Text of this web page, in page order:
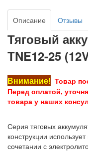
Описание Отзывы
Тяговый
TNE12-25
Внимание! Товар
Перед оплатой,
товара у наших
Серия тяговых
конструкции
сочетании с